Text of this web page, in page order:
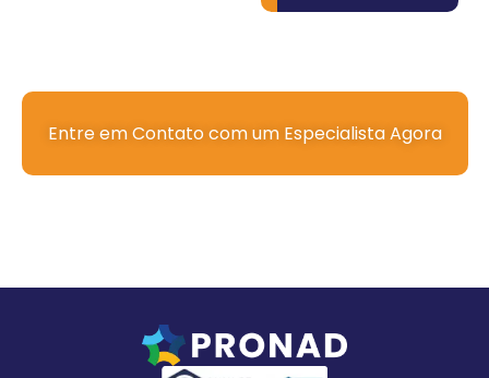
Entre em Contato com um Especialista Agora